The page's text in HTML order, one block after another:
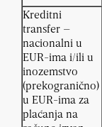
Kreditni
transfer –
nacionalni u
EUR-ima i/ili u
inozemstvo
(prekogranično)
u EUR-ima za
plaćanja na